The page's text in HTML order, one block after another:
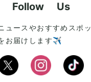
Follow Us
ュースやおすすめスポッ
お届けします✈️